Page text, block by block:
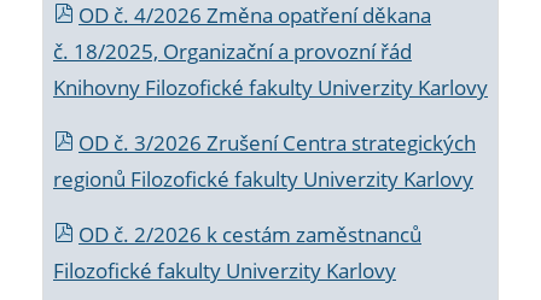
OD č. 4/2026 Změna opatření děkana
č. 18/2025, Organizační a provozní řád
Knihovny Filozofické fakulty Univerzity Karlovy
OD č. 3/2026 Zrušení Centra strategických
regionů Filozofické fakulty Univerzity Karlovy
OD č. 2/2026 k cestám zaměstnanců
Filozofické fakulty Univerzity Karlovy